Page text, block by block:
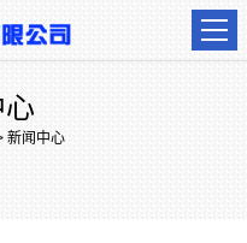
新闻中心